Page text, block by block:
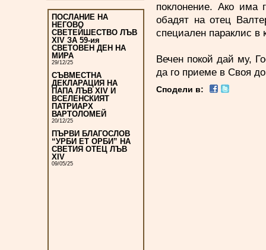
ПОСЛАНИЕ НА
НЕГОВО
СВЕТЕЙШЕСТВО ЛЪВ
XIV ЗА 59-ия
СВЕТОВЕН ДЕН НА
МИРА
29/12/25
СЪВМЕСТНА
ДЕКЛАРАЦИЯ НА
ПАПА ЛЪВ XIV И
ВСЕЛЕНСКИЯТ
ПАТРИАРХ
ВАРТОЛОМЕЙ
20/12/25
ПЪРВИ БЛАГОСЛОВ
“УРБИ ЕТ ОРБИ” НА
СВЕТИЯ ОТЕЦ ЛЪВ
XIV
09/05/25
поклонение. Ако има
обадят на отец
специален параклис в
Вечен покой дай му,
да го приеме в Своя
Сподели в: